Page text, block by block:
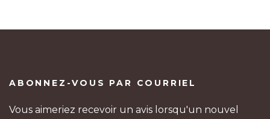
ABONNEZ-VOUS PAR COURRIEL
Vous aimeriez recevoir un avis lorsqu'un nouvel